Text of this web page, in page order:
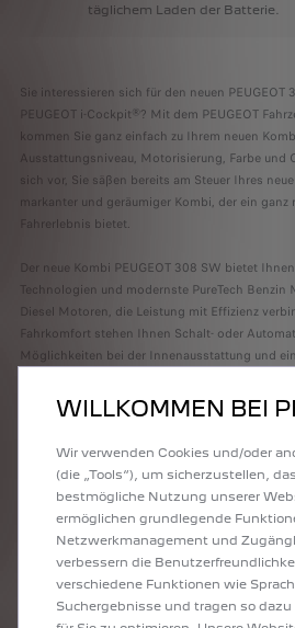
täglichem Laden der Batterie.
Sie interessieren sich für den neuen
PEUGEOT i-Cockpit®? Mit dem PEUGEOT
kommen Sie ganz einfach zu Ihrem neuen
Ausstattungsniveau, Motorisierung, Farbe und
sich vor, Sie säßen bereits am Steuer Ihres
markanter und geräumiger Kombi, der ein ganz
Fahrerlebnis bietet.
Der neue Kombi PEUGEOT 308 SW bietet
Technologien und modernste PureTech
Diesel Motoren, die Leistung mit Effizienz
Fahrkomfort stehen Ihnen Schalt- oder
Möglichkeiten bei der Innenausstattung und
Übrigens: Der neue PEUGEOT 308 SW ist auch
Elektroantrieb perfekt für die Stadt. Außerdem
dynamisches wie intensives Fahrgefühl und
Art der Mobilität.
Informieren Sie sich auch über unsere Service-
WILLKOMMEN BEI
Wir verwenden Cookies und/oder
(die „Tools“), um sicherzustellen,
bestmögliche Nutzung unserer
ermöglichen grundlegende
Netzwerkmanagement und
verbessern die
verschiedene Funktionen wie
Suchergebnisse und tragen so